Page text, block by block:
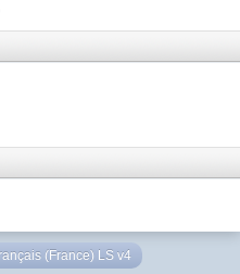
(France) LS v4